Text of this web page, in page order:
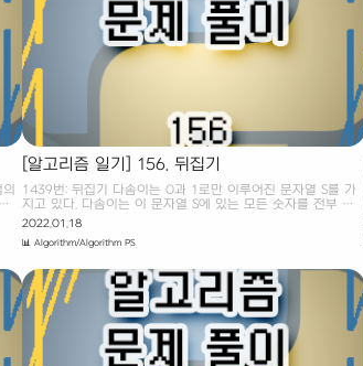
,
니
[알고리즘 일기] 156. 뒤집기
1439번: 뒤집기 다솜이는 0과 1로만 이루어진 문자열 S를 가
지고 있다. 다솜이는 이 문자열 S에 있는 모든 숫자를 전부 같
게 만들려고 한다. 다솜이가 할 수 있는 행동은 S에서 연속된
하나 이상의 숫자를 잡고 모 www.acmicpc.net Baekjoon
1439. 뒤집기 다솜이는 0과 1로만 이루어진 문자열 S를 가지
만들려고 한다. 다솜이가 할 수 있는 행동은 S에서 연속된 하나
이상의 숫자를 잡고 모두 뒤집는 것이다. 뒤집는 것은 1을 0으
로, 0을 1로 바꾸는 것을 의미한다. 예를 들어 S=0001100 일
때, 전체를 뒤집으면 1110011이 된다. 4번째 문자부터 5번째
문자까지 뒤집으면 1111111이 되어서 2번 만에 모..
2022.01.18
📊 Algorithm/Algorithm PS